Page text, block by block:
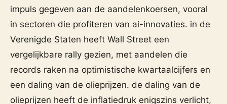
impuls gegeven aan de aandelenkoersen, vooral
in sectoren die profiteren van ai-innovaties. in de
Verenigde Staten heeft Wall Street een
vergelijkbare rally gezien, met aandelen die
records raken na optimistische kwartaalcijfers en
een daling van de olieprijzen. de daling van de
olieprijzen heeft de inflatiedruk enigszins verlicht,